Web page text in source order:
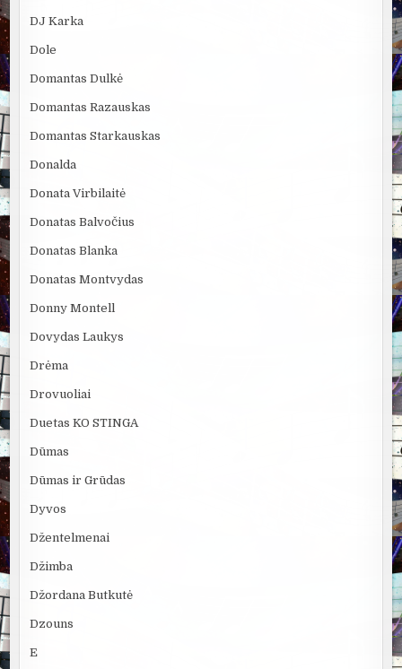
DJ Karka
Dole
Domantas Dulkė
Domantas Razauskas
Domantas Starkauskas
Donalda
Donata Virbilaitė
Donatas Balvočius
Donatas Blanka
Donatas Montvydas
Donny Montell
Dovydas Laukys
Drėma
Drovuoliai
Duetas KO STINGA
Dūmas
Dūmas ir Grūdas
Dyvos
Džentelmenai
Džimba
Džordana Butkutė
Dzouns
E